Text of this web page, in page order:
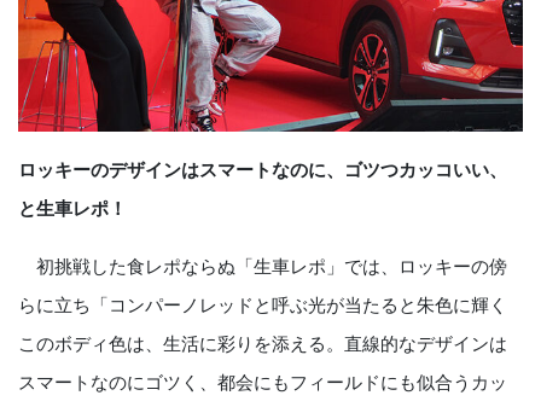
ロッキーのデザインはスマートなのに、ゴツつカッコいい、
と生車レポ！
初挑戦した食レポならぬ「生車レポ」では、ロッキーの傍
らに立ち「コンパーノレッドと呼ぶ光が当たると朱色に輝く
このボディ色は、生活に彩りを添える。直線的なデザインは
スマートなのにゴツく、都会にもフィールドにも似合うカッ